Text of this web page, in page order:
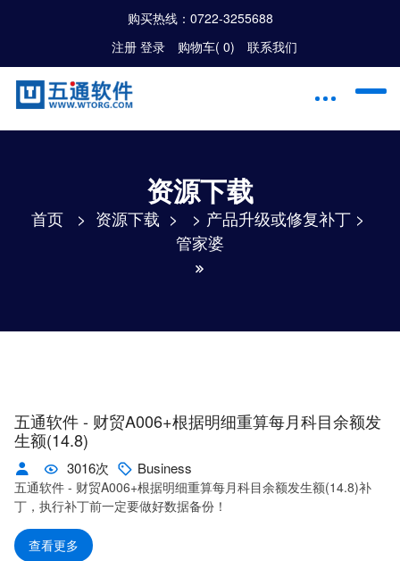
购买热线： 0722-3255688
注册 登录 购物车( 0) 联系我们
资源下载
首页> 资源下载 > > 产品升级或修复补丁>
管家婆
五通软件 - 财贸A006+根据明细重算每月科目余额发
生额(14.8)
3016次 Business
五通软件 - 财贸A006+根据明细重算每月科目余额发生额(14.8)补
丁，执行补丁前一定要做好数据备份！
查看更多